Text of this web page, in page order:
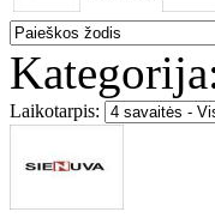
Laikotarpis: